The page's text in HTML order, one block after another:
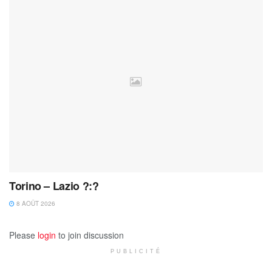
Torino – Lazio ?:?
8 AOÛT 2026
Please login to join discussion
PUBLICITÉ